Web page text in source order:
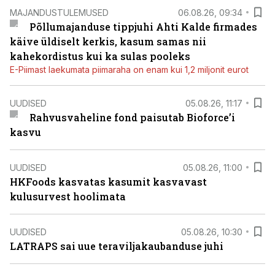
MAJANDUSTULEMUSED 06.08.26, 09:34
Põllumajanduse tippjuhi Ahti Kalde firmades
käive üldiselt kerkis, kasum samas nii
kahekordistus kui ka sulas pooleks
E-Piimast laekumata piimaraha on enam kui 1,2 miljonit eurot
UUDISED 05.08.26, 11:17
Rahvusvaheline fond paisutab Bioforce’i
kasvu
UUDISED 05.08.26, 11:00
HKFoods kasvatas kasumit kasvavast
kulusurvest hoolimata
UUDISED 05.08.26, 10:30
LATRAPS sai uue teraviljakaubanduse juhi